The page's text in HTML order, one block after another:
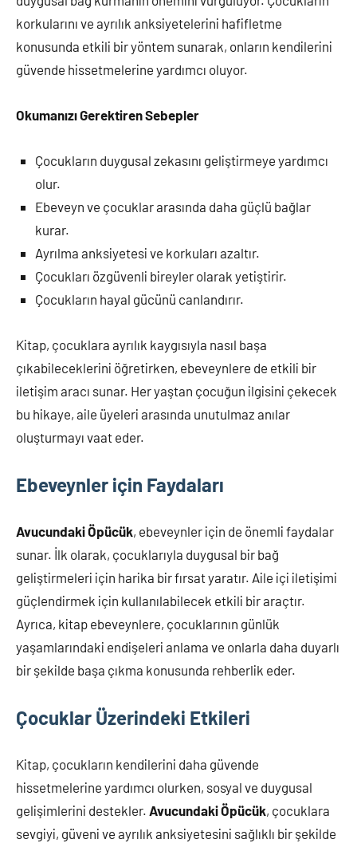
korkularını ve ayrılık anksiyetelerini hafifletme
konusunda etkili bir yöntem sunarak, onların kendilerini
güvende hissetmelerine yardımcı oluyor.
Okumanızı Gerektiren Sebepler
Çocukların duygusal zekasını geliştirmeye yardımcı
olur.
Ebeveyn ve çocuklar arasında daha güçlü bağlar
kurar.
Ayrılma anksiyetesi ve korkuları azaltır.
Çocukları özgüvenli bireyler olarak yetiştirir.
Çocukların hayal gücünü canlandırır.
Kitap, çocuklara ayrılık kaygısıyla nasıl başa
çıkabileceklerini öğretirken, ebeveynlere de etkili bir
iletişim aracı sunar. Her yaştan çocuğun ilgisini çekecek
bu hikaye, aile üyeleri arasında unutulmaz anılar
oluşturmayı vaat eder.
Ebeveynler için Faydaları
Avucundaki Öpücük, ebeveynler için de önemli faydalar
sunar. İlk olarak, çocuklarıyla duygusal bir bağ
geliştirmeleri için harika bir fırsat yaratır. Aile içi iletişimi
güçlendirmek için kullanılabilecek etkili bir araçtır.
Ayrıca, kitap ebeveynlere, çocuklarının günlük
yaşamlarındaki endişeleri anlama ve onlarla daha duyarlı
bir şekilde başa çıkma konusunda rehberlik eder.
Çocuklar Üzerindeki Etkileri
Kitap, çocukların kendilerini daha güvende
hissetmelerine yardımcı olurken, sosyal ve duygusal
gelişimlerini destekler. Avucundaki Öpücük, çocuklara
sevgiyi, güveni ve ayrılık anksiyetesini sağlıklı bir şekilde